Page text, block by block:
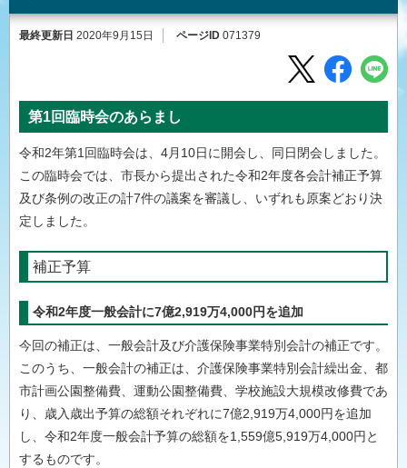
最終更新日 2020年9月15日 ページID 071379
第1回臨時会のあらまし
令和2年第1回臨時会は、4月10日に開会し、同日閉会しました。
この臨時会では、市長から提出された令和2年度各会計補正予算
及び条例の改正の計7件の議案を審議し、いずれも原案どおり決
定しました。
補正予算
令和2年度一般会計に7億2,919万4,000円を追加
今回の補正は、一般会計及び介護保険事業特別会計の補正です。
このうち、一般会計の補正は、介護保険事業特別会計繰出金、都
市計画公園整備費、運動公園整備費、学校施設大規模改修費であ
り、歳入歳出予算の総額それぞれに7億2,919万4,000円を追加
し、令和2年度一般会計予算の総額を1,559億5,919万4,000円と
するものです。